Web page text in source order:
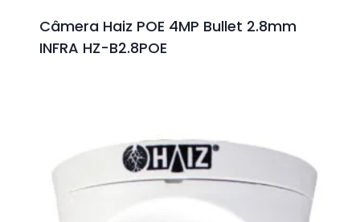
Câmera Haiz POE 4MP Bullet 2.8mm
INFRA HZ-B2.8POE